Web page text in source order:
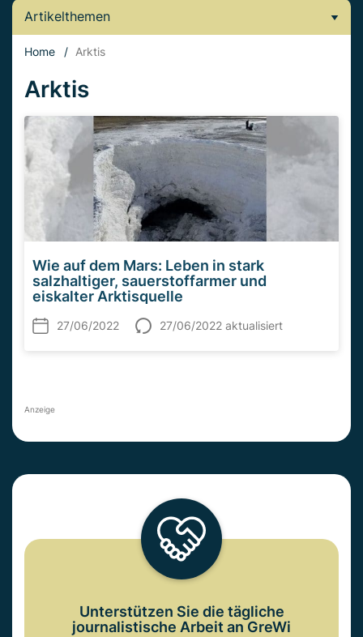
Artikelthemen
Home / Arktis
Arktis
Wie auf dem Mars: Leben in stark
salzhaltiger, sauerstoffarmer und
eiskalter Arktisquelle
27/06/2022 27/06/2022 aktualisiert
Anzeige
Unterstützen Sie die tägliche
journalistische Arbeit an GreWi